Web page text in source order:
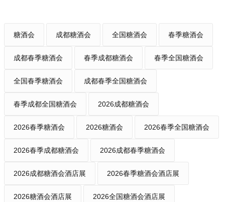
糖酒会 成都糖酒会 全国糖酒会 春季糖酒会
成都春季糖酒会 春季成都糖酒会 春季全国糖酒会
全国春季糖酒会 成都春季全国糖酒会
春季成都全国糖酒会 2026成都糖酒会
2026春季糖酒会 2026糖酒会 2026春季全国糖酒会
2026春季成都糖酒会 2026成都春季糖酒会
2026成都糖酒会酒店展 2026春季糖酒会酒店展
2026糖酒会酒店展 2026全国糖酒会酒店展